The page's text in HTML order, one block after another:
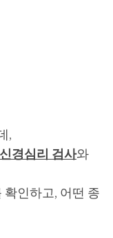
,
신경심리 검사와
인하고, 어떤 종